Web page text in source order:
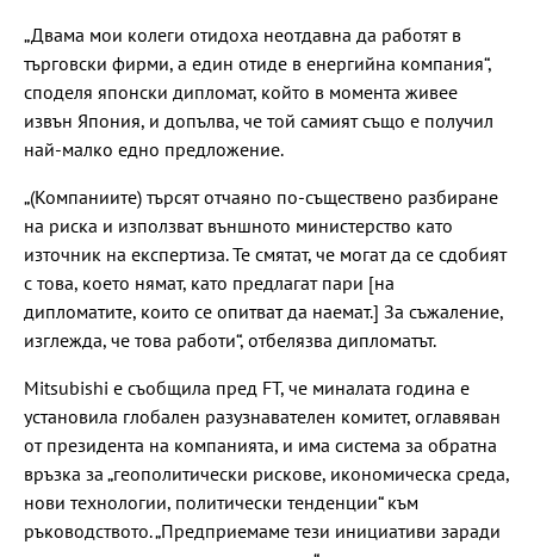
„Двама мои колеги отидоха неотдавна да работят в
търговски фирми, а един отиде в енергийна компания“,
споделя японски дипломат, който в момента живее
извън Япония, и допълва, че той самият също е получил
най-малко едно предложение.
„(Компаниите) търсят отчаяно по-съществено разбиране
на риска и използват външното министерство като
източник на експертиза. Те смятат, че могат да се сдобият
с това, което нямат, като предлагат пари [на
дипломатите, които се опитват да наемат.] За съжаление,
изглежда, че това работи“, отбелязва дипломатът.
Mitsubishi е съобщила пред FT, че миналата година е
установила глобален разузнавателен комитет, оглавяван
от президента на компанията, и има система за обратна
връзка за „геополитически рискове, икономическа среда,
нови технологии, политически тенденции“ към
ръководството. „Предприемаме тези инициативи заради